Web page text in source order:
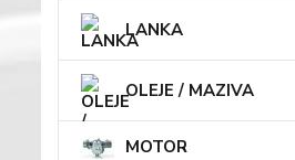
LANKA
OLEJE / MAZIVA
MOTOR